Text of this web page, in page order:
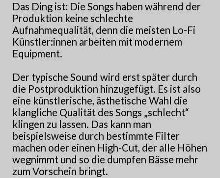
Das Ding ist: Die Songs haben während der
Produktion keine schlechte
Aufnahmequalität, denn die meisten Lo-Fi
Künstler:innen arbeiten mit modernem
Equipment.
Der typische Sound wird erst später durch
die Postproduktion hinzugefügt. Es ist also
eine künstlerische, ästhetische Wahl die
klangliche Qualität des Songs „schlecht“
klingen zu lassen. Das kann man
beispielsweise durch bestimmte Filter
machen oder einen High-Cut, der alle Höhen
wegnimmt und so die dumpfen Bässe mehr
zum Vorschein bringt.